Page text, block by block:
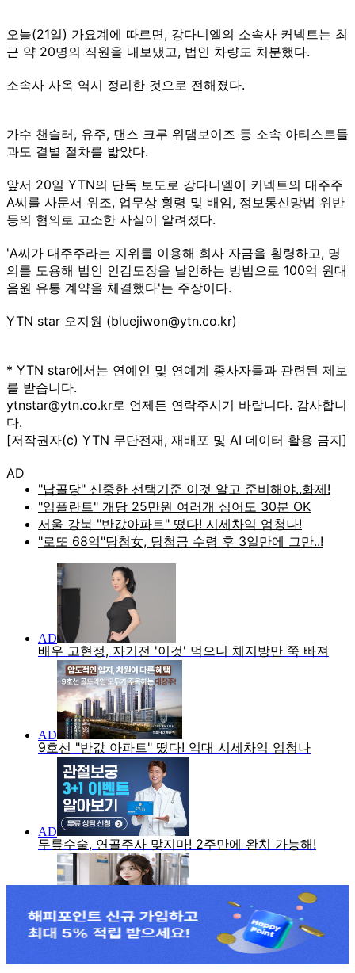
오늘(21일) 가요계에 따르면, 강다니엘의 소속사 커넥트는 최
근 약 20명의 직원을 내보냈고, 법인 차량도 처분했다.
소속사 사옥 역시 정리한 것으로 전해졌다.
가수 챈슬러, 유주, 댄스 크루 위댐보이즈 등 소속 아티스트들
과도 결별 절차를 밟았다.
앞서 20일 YTN의 단독 보도로 강다니엘이 커넥트의 대주주
A씨를 사문서 위조, 업무상 횡령 및 배임, 정보통신망법 위반
등의 혐의로 고소한 사실이 알려졌다.
'A씨가 대주주라는 지위를 이용해 회사 자금을 횡령하고, 명
의를 도용해 법인 인감도장을 날인하는 방법으로 100억 원대
음원 유통 계약을 체결했다'는 주장이다.
YTN star 오지원 (bluejiwon@ytn.co.kr)
* YTN star에서는 연예인 및 연예계 종사자들과 관련된 제보
를 받습니다.
ytnstar@ytn.co.kr로 언제든 연락주시기 바랍니다. 감사합니
다.
[저작권자(c) YTN 무단전재, 재배포 및 AI 데이터 활용 금지]
AD